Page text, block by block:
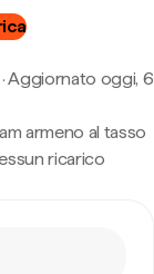
Aggiornato oggi, 6
armeno al tasso
ricarico